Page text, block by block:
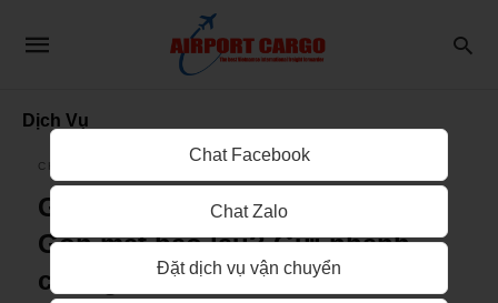
Dịch Vụ
CHUYỂN PHÁT NHANH
Gửi quần áo từ Hà Nội tới Sài
Gòn mất bao lâu? Gửi nhanh
chóng?
Chat Facebook
Chat Zalo
Đặt dịch vụ vận chuyển